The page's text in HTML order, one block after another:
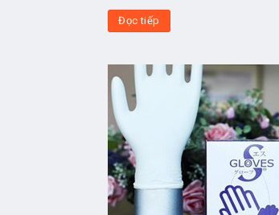
Đọc tiếp